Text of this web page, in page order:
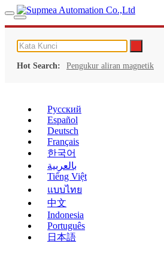
Hot Search: Pengukur aliran magnetik
Русский
Español
Deutsch
Français
한국어
بالعربية
Tiếng Việt
แบบไทย
中文
Indonesia
Português
日本語